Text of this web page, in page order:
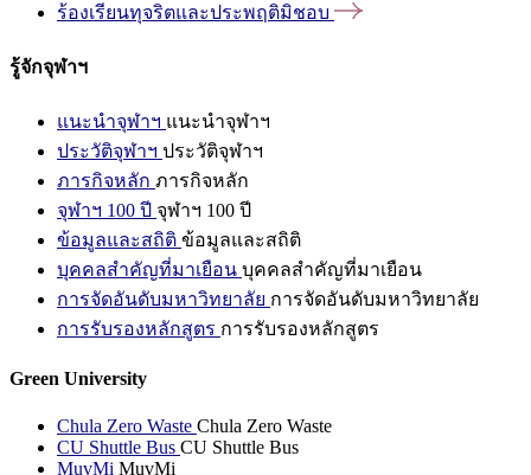
ร้องเรียนทุจริตและประพฤติมิชอบ
รู้จักจุฬาฯ
แนะนำจุฬาฯ แนะนำจุฬาฯ
ประวัติจุฬาฯ ประวัติจุฬาฯ
ภารกิจหลัก ภารกิจหลัก
จุฬาฯ 100 ปี จุฬาฯ 100 ปี
ข้อมูลและสถิติ ข้อมูลและสถิติ
บุคคลสำคัญที่มาเยือน บุคคลสำคัญที่มาเยือน
การจัดอันดับมหาวิทยาลัย การจัดอันดับมหาวิทยาลัย
การรับรองหลักสูตร การรับรองหลักสูตร
Green University
Chula Zero Waste Chula Zero Waste
CU Shuttle Bus CU Shuttle Bus
MuvMi MuvMi